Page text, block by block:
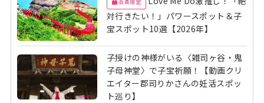
会員限定
対行きたい！」パワースポット＆子
宝スポット10選【2026年】
子授けの神様がいる〈雑司ヶ谷・鬼
子母神堂〉で子宝祈願！【動画クリ
エイター郡司りかさんの妊活スポッ
ト巡り】